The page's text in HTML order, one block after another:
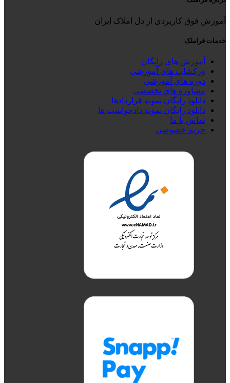
آموزش فوق کاربردی از دل املاک ایران
خدمات فراملک
آموزش های رایگان
ورکشاپ های آموزشی
دوره های آموزشی
مشاوره های تخصصی
دانلود رایگان نمونه قراردادها
دانلود رایگان نمونه دادخواست ها
تماس با ما
حریم خصوصی